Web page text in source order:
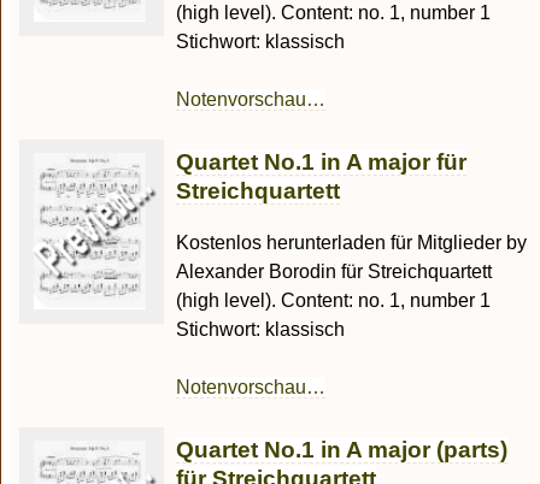
(high level). Content: no. 1, number 1
Stichwort: klassisch
Notenvorschau…
Quartet No.1 in A major für
Streichquartett
Kostenlos herunterladen für Mitglieder by
Alexander Borodin für Streichquartett
(high level). Content: no. 1, number 1
Stichwort: klassisch
Notenvorschau…
Quartet No.1 in A major (parts)
für Streichquartett